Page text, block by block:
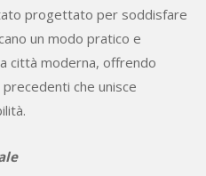
progettato per soddisfare
un modo pratico e
città moderna, offrendo
che unisce